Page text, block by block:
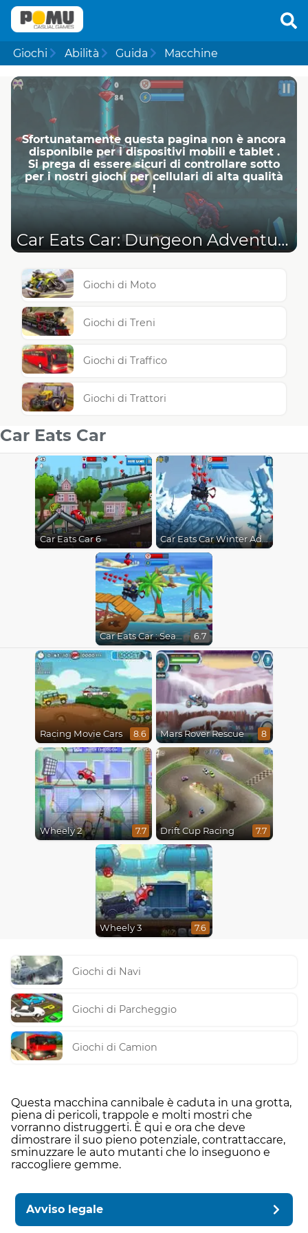
Giochi Abilità Guida Macchine
Sfortunatamente questa pagina non è ancora
disponibile per i dispositivi mobili e tablet .
Si prega di essere sicuri di controllare sotto
per i nostri giochi per cellulari di alta qualità
!
Car Eats Car: Dungeon Adventure
Giochi di Moto
Giochi di Treni
Giochi di Traffico
Giochi di Trattori
Car Eats Car
Car Eats Car 6 Car Eats Car Winter Adventure
Car Eats Car : Sea Adventure 6.7
Racing Movie Cars 8.6 Mars Rover Rescue 8
Wheely 2 7.7 Drift Cup Racing 7.7
Wheely 3 7.6
Giochi di Navi
Giochi di Parcheggio
Giochi di Camion
Questa macchina cannibale è caduta in una grotta,
piena di pericoli, trappole e molti mostri che
vorranno distruggerti. È qui e ora che deve
dimostrare il suo pieno potenziale, contrattaccare,
sminuzzare le auto mutanti che lo inseguono e
raccogliere gemme.
Avviso legale